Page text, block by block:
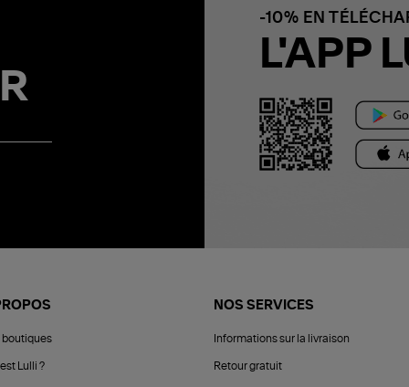
-10% EN
L'APP
boutiques
Lulli ?
NOS SERVICES
Informations sur la livraison
Retour gratuit